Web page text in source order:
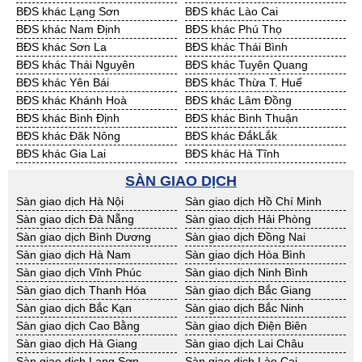
Cần Thuê Vĩnh Long
Cần Thuê Hải Dương
Cần Thuê Hưng Yên
Cần Thuê Quảng Ninh
BĐS khác Lạng Sơn
BĐS khác Lào Cai
BĐS khác Nam Định
BĐS khác Phú Thọ
BĐS khác Sơn La
BĐS khác Thái Bình
BĐS khác Thái Nguyên
BĐS khác Tuyên Quang
BĐS khác Yên Bái
BĐS khác Thừa T. Huế
BĐS khác Khánh Hoà
BĐS khác Lâm Đồng
BĐS khác Bình Định
BĐS khác Bình Thuận
BĐS khác Đăk Nông
BĐS khác ĐắkLắk
BĐS khác Gia Lai
BĐS khác Hà Tĩnh
BĐS khác Ninh Thuận
BĐS khác Phú Yên
BĐS khác Quảng Bình
BĐS khác Quảng Nam
BĐS khác Quảng Ngãi
BĐS khác Bà Rịa - VT
BĐS khác Cần Thơ
BĐS khác An Giang
BĐS khác Bạc Liêu
BĐS khác Bến Tre
BĐS khác Bình Phước
BĐS khác Cà Mau
BĐS khác Đồng Tháp
BĐS khác Hậu Giang
BĐS khác Kiên Giang
BĐS khác Long An
BĐS khác Sóc Trăng
BĐS khác Tây Ninh
BĐS khác Tiền Giang
BĐS khác Trà Vinh
SÀN GIAO DỊCH
Sàn giao dịch Hà Nội
Sàn giao dịch Hồ Chí Minh
Sàn giao dịch Đà Nẵng
Sàn giao dịch Hải Phòng
Sàn giao dịch Bình Dương
Sàn giao dịch Đồng Nai
Sàn giao dịch Hà Nam
Sàn giao dịch Hòa Bình
Sàn giao dịch Vĩnh Phúc
Sàn giao dịch Ninh Bình
Sàn giao dịch Thanh Hóa
Sàn giao dịch Bắc Giang
Sàn giao dịch Bắc Kạn
Sàn giao dịch Bắc Ninh
Sàn giao dịch Cao Bằng
Sàn giao dịch Điện Biên
Sàn giao dịch Hà Giang
Sàn giao dịch Lai Châu